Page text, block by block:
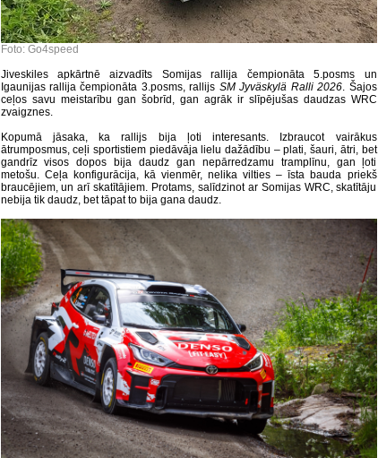
Foto: Go4speed
Jiveskiles apkārtnē aizvadīts Somijas rallija čempionāta 5.posms un
Igaunijas rallija čempionāta 3.posms, rallijs SM Jyväskylä Ralli 2026. Šajos
ceļos savu meistarību gan šobrīd, gan agrāk ir slīpējušas daudzas WRC
zvaigznes.
Kopumā jāsaka, ka rallijs bija ļoti interesants. Izbraucot vairākus
ātrumposmus, ceļi sportistiem piedāvāja lielu dažādību – plati, šauri, ātri, bet
gandrīz visos dopos bija daudz gan nepārredzamu tramplīnu, gan ļoti
metošu. Ceļa konfigurācija, kā vienmēr, nelika vilties – īsta bauda priekš
braucējiem, un arī skatītājiem. Protams, salīdzinot ar Somijas WRC, skatītāju
nebija tik daudz, bet tāpat to bija gana daudz.